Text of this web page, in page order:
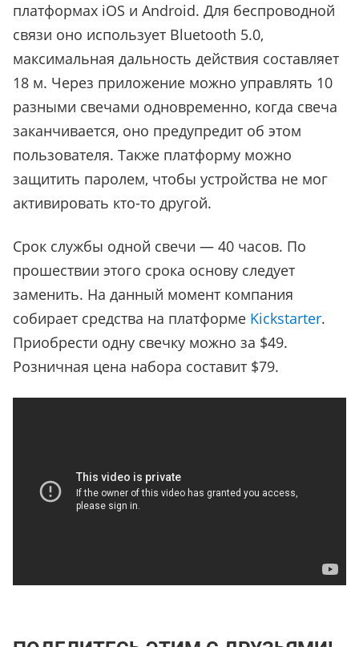
платформах iOS и Android. Для беспроводной
связи оно использует Bluetooth 5.0,
максимальная дальность действия составляет
18 м. Через приложение можно управлять 10
разными свечами одновременно, когда свеча
заканчивается, оно предупредит об этом
пользователя. Также платформу можно
защитить паролем, чтобы устройства не мог
активировать кто-то другой.
Срок службы одной свечи — 40 часов. По
прошествии этого срока основу следует
заменить. На данный момент компания
собирает средства на платформе Kickstarter.
Приобрести одну свечку можно за $49.
Розничная цена набора составит $79.